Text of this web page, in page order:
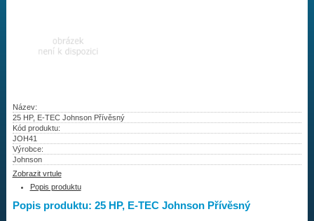
Najít vrtuli
Vrtule
Redukční pouzdra XHS
Kontakty
Aktuality
Název:
25 HP, E-TEC Johnson Přívěsný
Kód produktu:
JOH41
Výrobce:
Johnson
Zobrazit vrtule
Popis produktu
Popis produktu: 25 HP, E-TEC Johnson Přívěsný